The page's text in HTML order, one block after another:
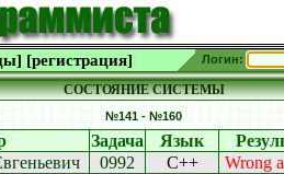
[регистрация] Логин:
СОСТОЯНИЕ СИСТЕМЫ
№141 - №160
Задача Язык
0992 C++
Wrong